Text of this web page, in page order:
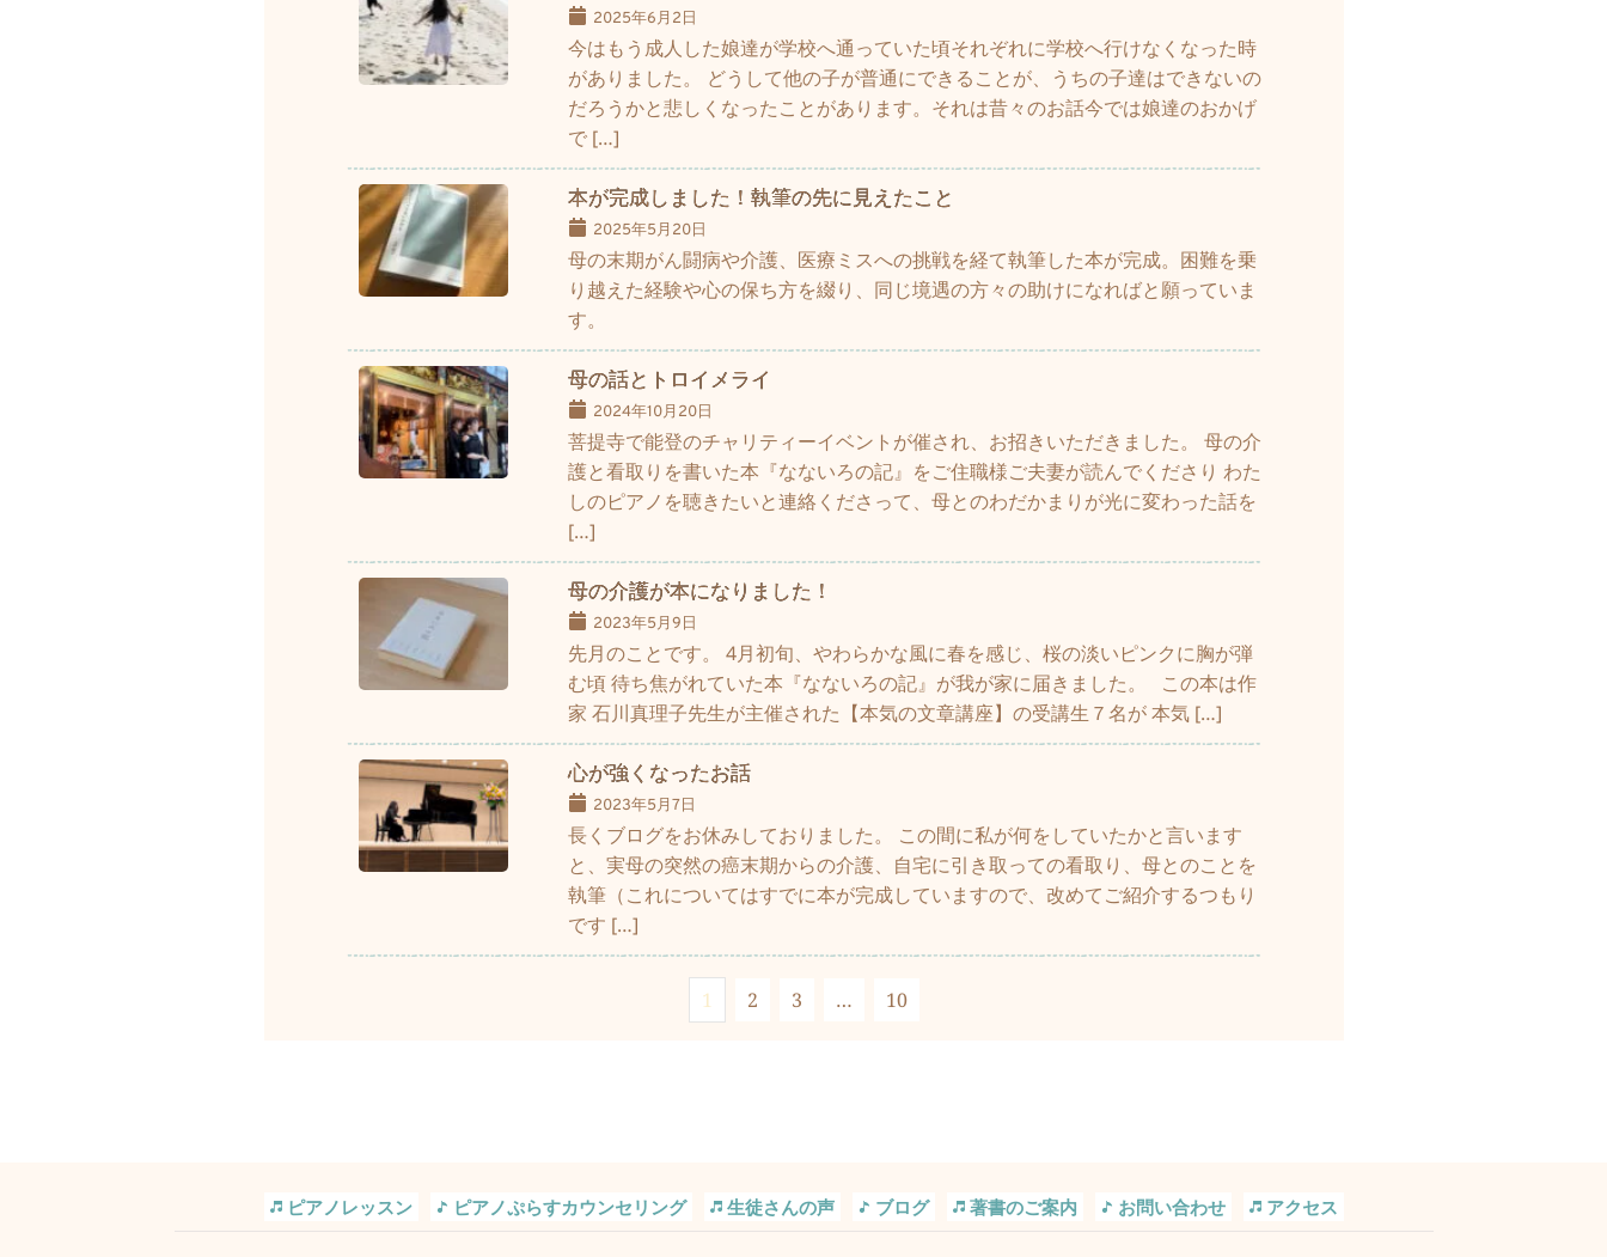
2025年6月2日
今はもう成人した娘達が学校へ通っていた頃それぞれに学校へ行けなくなった時
がありました。 どうして他の子が普通にできることが、うちの子達はできないの
だろうかと悲しくなったことがあります。それは昔々のお話今では娘達のおかげ
で […]
本が完成しました！執筆の先に見えたこと
2025年5月20日
母の末期がん闘病や介護、医療ミスへの挑戦を経て執筆した本が完成。困難を乗
り越えた経験や心の保ち方を綴り、同じ境遇の方々の助けになればと願っていま
す。
母の話とトロイメライ
2024年10月20日
菩提寺で能登のチャリティーイベントが催され、お招きいただきました。 母の介
護と看取りを書いた本『なないろの記』をご住職様ご夫妻が読んでくださり わた
しのピアノを聴きたいと連絡くださって、母とのわだかまりが光に変わった話を
[…]
母の介護が本になりました！
2023年5月9日
先月のことです。 4月初旬、やわらかな風に春を感じ、桜の淡いピンクに胸が弾
む頃 待ち焦がれていた本『なないろの記』が我が家に届きました。 この本は作
家 石川真理子先生が主催された【本気の文章講座】の受講生７名が 本気 […]
心が強くなったお話
2023年5月7日
長くブログをお休みしておりました。 この間に私が何をしていたかと言います
と、実母の突然の癌末期からの介護、自宅に引き取っての看取り、母とのことを
執筆（これについてはすでに本が完成していますので、改めてご紹介するつもり
です […]
1 2 3 … 10
ピアノレッスン ピアノぷらすカウンセリング 生徒さんの声 ブログ 著書のご案内 お問い合わせ アクセス